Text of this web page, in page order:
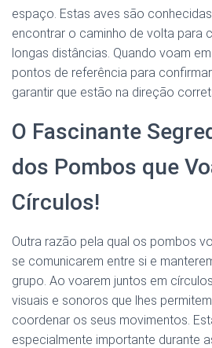
espaço. Estas aves são
encontrar o caminho de volta para
longas distâncias. Quando voam
pontos de referência para
garantir que estão na direção
O Fascinante
dos Pombos que
Círculos!
Outra razão pela qual os pombos
se comunicarem entre si e
grupo. Ao voarem juntos em
visuais e sonoros que lhes
coordenar os seus movimentos.
especialmente importante durante